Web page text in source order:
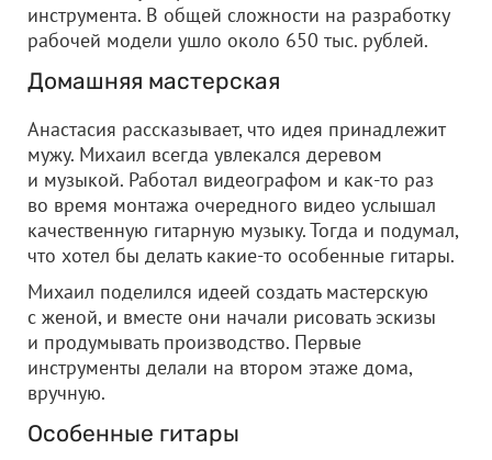
инструмента. В общей сложности на разработку
рабочей модели ушло около 650 тыс. рублей.
Домашняя мастерская
Анастасия рассказывает, что идея принадлежит
мужу. Михаил всегда увлекался деревом
и музыкой. Работал видеографом и как-то раз
во время монтажа очередного видео услышал
качественную гитарную музыку. Тогда и подумал,
что хотел бы делать какие-то особенные гитары.
Михаил поделился идеей создать мастерскую
с женой, и вместе они начали рисовать эскизы
и продумывать производство. Первые
инструменты делали на втором этаже дома,
вручную.
Особенные гитары